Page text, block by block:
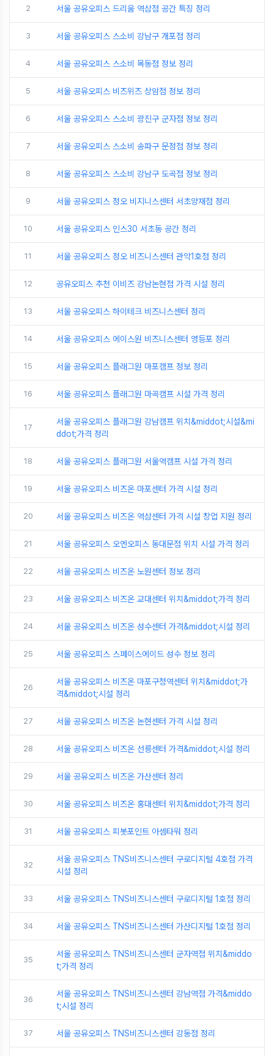
2 서울 공유오피스 드리움 역삼점 공간 특징 정리
3 서울 공유오피스 스소비 강남구 개포점 정리
4 서울 공유오피스 스소비 목동점 정보 정리
5 서울 공유오피스 비즈위즈 상암점 정보 정리
6 서울 공유오피스 스소비 광진구 군자점 정보 정리
7 서울 공유오피스 스소비 송파구 문정점 정보 정리
8 서울 공유오피스 스소비 강남구 도곡점 정보 정리
9 서울 공유오피스 정오 비지니스센터 서초양재점 정리
10 서울 공유오피스 인스30 서초동 공간 정리
11 서울 공유오피스 정오 비즈니스센터 관악1호점 정리
12 공유오피스 추천 이비즈 강남논현점 가격 시설 정리
13 서울 공유오피스 하이테크 비즈니스센터 정리
14 서울 공유오피스 에이스원 비즈니스센터 영등포 정리
15 서울 공유오피스 플래그원 마포캠프 정보 정리
16 서울 공유오피스 플래그원 마곡캠프 시설 가격 정리
17
서울 공유오피스 플래그원 강남캠프 위치&middot;시설&mi
ddot;가격 정리
18 서울 공유오피스 플래그원 서울역캠프 시설 가격 정리
19 서울 공유오피스 비즈온 마포센터 가격 시설 정리
20 서울 공유오피스 비즈온 역삼센터 가격 시설 창업 지원 정리
21 서울 공유오피스 오엔오피스 동대문점 위치 시설 가격 정리
22 서울 공유오피스 비즈온 노원센터 정보 정리
23 서울 공유오피스 비즈온 교대센터 위치&middot;가격 정리
24 서울 공유오피스 비즈온 성수센터 가격&middot;시설 정리
25 서울 공유오피스 스페이스에이드 성수 정보 정리
26
서울 공유오피스 비즈온 마포구청역센터 위치&middot;가
격&middot;시설 정리
27 서울 공유오피스 비즈온 논현센터 가격 시설 정리
28 서울 공유오피스 비즈온 선릉센터 가격&middot;시설 정리
29 서울 공유오피스 비즈온 가산센터 정리
30 서울 공유오피스 비즈온 홍대센터 위치&middot;가격 정리
31 서울 공유오피스 피봇포인트 아셈타워 정리
32
서울 공유오피스 TNS비즈니스센터 구로디지털 4호점 가격
시설 정리
33 서울 공유오피스 TNS비즈니스센터 구로디지털 1호점 정리
34 서울 공유오피스 TNS비즈니스센터 가산디지털 1호점 정리
35
서울 공유오피스 TNS비즈니스센터 군자역점 위치&middo
t;가격 정리
36
서울 공유오피스 TNS비즈니스센터 강남역점 가격&middo
t;시설 정리
37 서울 공유오피스 TNS비즈니스센터 강동점 정리